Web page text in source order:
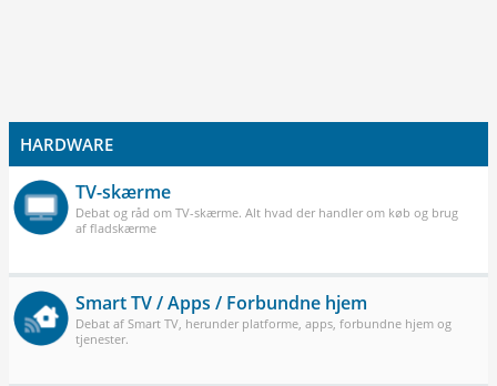
HARDWARE
TV-skærme
Debat og råd om TV-skærme. Alt hvad der handler om køb og brug
af fladskærme
Smart TV / Apps / Forbundne hjem
Debat af Smart TV, herunder platforme, apps, forbundne hjem og
tjenester.